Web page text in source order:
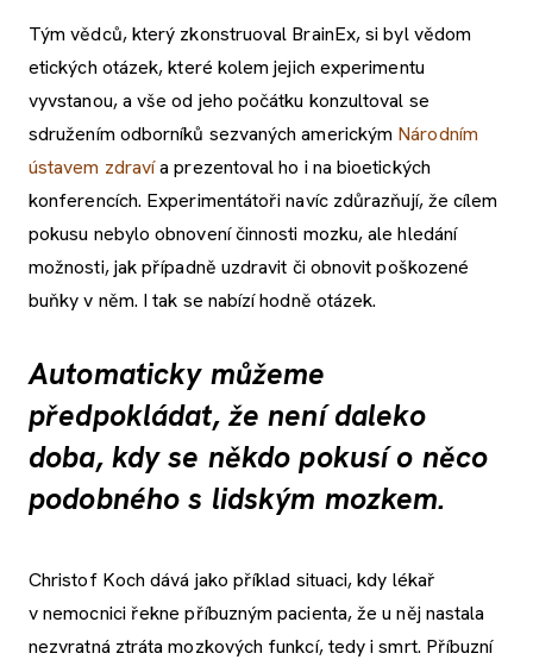
Tým vědců, který zkonstruoval BrainEx, si byl vědom
etických otázek, které kolem jejich experimentu
vyvstanou, a vše od jeho počátku konzultoval se
sdružením odborníků sezvaných americkým Národním
ústavem zdravía prezentoval ho i na bioetických
konferencích. Experimentátoři navíc zdůrazňují, že cílem
pokusu nebylo obnovení činnosti mozku, ale hledání
možnosti, jak případně uzdravit či obnovit poškozené
buňky v něm. I tak se nabízí hodně otázek.
Automaticky můžeme
předpokládat, že není daleko
doba, kdy se někdo pokusí o něco
podobného s lidským mozkem.
Christof Koch dává jako příklad situaci, kdy lékař
v nemocnici řekne příbuzným pacienta, že u něj nastala
nezvratná ztráta mozkových funkcí, tedy i smrt. Příbuzní